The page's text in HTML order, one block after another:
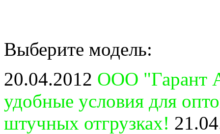
Выберите модель:
20.04.2012 ООО "Гарант
удобные условия для
штучных отгрузках!